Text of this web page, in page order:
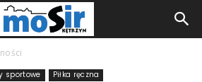
sportowe Piłka ręczna